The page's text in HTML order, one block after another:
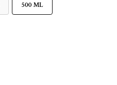
500 ML